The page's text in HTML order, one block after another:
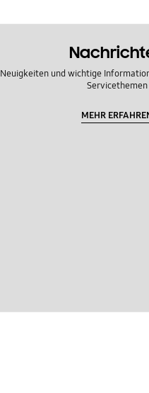
Neuigkeiten und wichtige
Servicethemen
MEHR